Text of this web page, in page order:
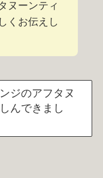
ヌーンティ
くお伝えし
ジのアフタヌ
んできまし